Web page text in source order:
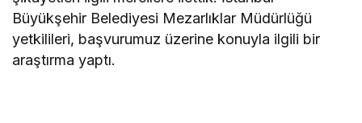
Büyükşehir Belediyesi Mezarlıklar Müdürlüğü
yetkilileri, başvurumuz üzerine konuyla ilgili bir
araştırma yaptı.